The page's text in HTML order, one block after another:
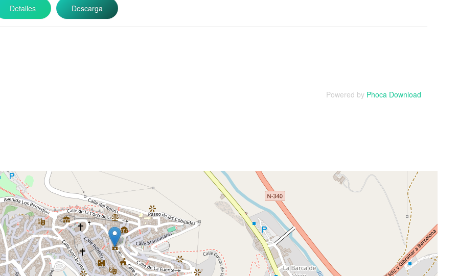
Descarga
Detalles
Powered by Phoca Download